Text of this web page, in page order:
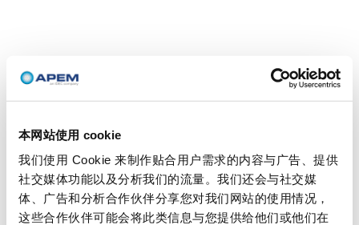
本网站使用 cookie
我们使用 Cookie 来制作贴合用户需求的内容与广告、提供
社交媒体功能以及分析我们的流量。我们还会与社交媒
体、广告和分析合作伙伴分享您对我们网站的使用情况，
这些合作伙伴可能会将此类信息与您提供给他们或他们在